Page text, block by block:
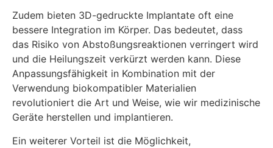
Zudem bieten 3D-gedruckte Implantate oft eine
bessere Integration im Körper. Das bedeutet, dass
das Risiko von Abstoßungsreaktionen verringert wird
und die Heilungszeit verkürzt werden kann. Diese
Anpassungsfähigkeit in Kombination mit der
Verwendung biokompatibler Materialien
revolutioniert die Art und Weise, wie wir medizinische
Geräte herstellen und implantieren.
Ein weiterer Vorteil ist die Möglichkeit,